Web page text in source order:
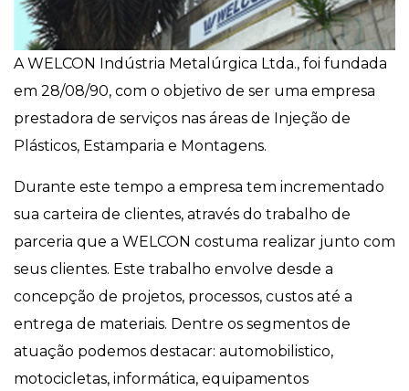
A WELCON Indústria Metalúrgica Ltda., foi fundada
em 28/08/90, com o objetivo de ser uma empresa
prestadora de serviços nas áreas de Injeção de
Plásticos, Estamparia e Montagens.
Durante este tempo a empresa tem incrementado
sua carteira de clientes, através do trabalho de
parceria que a WELCON costuma realizar junto com
seus clientes. Este trabalho envolve desde a
concepção de projetos, processos, custos até a
entrega de materiais. Dentre os segmentos de
atuação podemos destacar: automobilistico,
motocicletas, informática, equipamentos